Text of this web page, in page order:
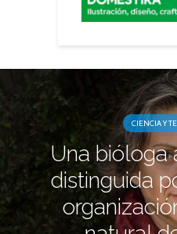
CIENCIA Y
Una bióloga
distinguida